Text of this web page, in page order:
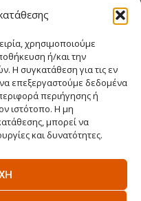
χρησιμοποιούμε
ή/και την
Η συγκατάθεση για τις εν
επεξεργαστούμε δεδομένα
περιήγησης ή
ιστότοπο. Η μη
μπορεί να
και δυνατότητες.
ΣΙΑ ΜΟΝΟΠΡΟΣΩΠΗ ΙΚΕ